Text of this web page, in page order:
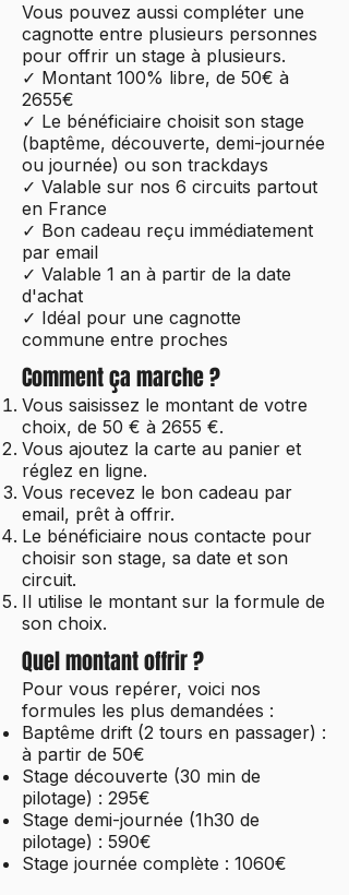
Vous pouvez aussi compléter une
cagnotte entre plusieurs personnes
pour offrir un stage à plusieurs.
✓ Montant 100% libre, de 50€ à
2655€
✓ Le bénéficiaire choisit son stage
(baptême, découverte, demi-journée
ou journée) ou son trackdays
✓ Valable sur nos 6 circuits partout
en France
✓ Bon cadeau reçu immédiatement
par email
✓ Valable 1 an à partir de la date
d'achat
✓ Idéal pour une cagnotte
commune entre proches
Comment ça marche ?
Vous saisissez le montant de votre
choix, de 50 € à 2655 €.
Vous ajoutez la carte au panier et
réglez en ligne.
Vous recevez le bon cadeau par
email, prêt à offrir.
Le bénéficiaire nous contacte pour
choisir son stage, sa date et son
circuit.
Il utilise le montant sur la formule de
son choix.
Quel montant offrir ?
Pour vous repérer, voici nos
formules les plus demandées :
Baptême drift (2 tours en passager) :
à partir de 50€
Stage découverte (30 min de
pilotage) : 295€
Stage demi-journée (1h30 de
pilotage) : 590€
Stage journée complète : 1060€